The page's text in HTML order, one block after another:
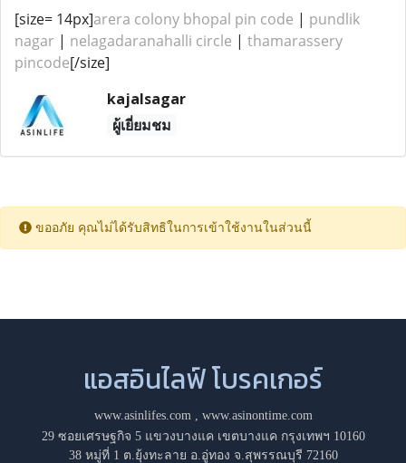
[size= 14px]arera colony bhopal pin code | pundlik
nagar | nelagadaranahalli circle | thamarassery
pincode[/size]
kajalsagar
ผู้เยี่ยมชม
ขออภัย คุณไม่ได้รับสิทธิในการเข้าใช้งานในส่วนนี้
แอสอินไลฟ์ โบรคเกอร์
www.asinlifes.com, www.asinontime.com
29 ซอยเศรษฐกิจ 5 แขวงบางแค เขตบางแค กรุงเทพฯ 10160
38 หมู่ที่ 1 ต.ยุ้งทะลาย อ.อู่ทอง จ.สุพรรณบุรี 72160